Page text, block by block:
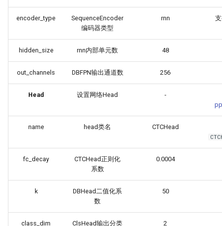
encoder_type
SequenceEncoder
编码器类型
rnn
hidden_size rnn内部单元数 48
out_channels DBFPN输出通道数 256
Head 设置网络Head
-
name head类名 CTCHead
fc_decay
CTCHead正则化
系数
0.0004
k
DBHead二值化系
数
50
class_dim
ClsHead输出分类
2